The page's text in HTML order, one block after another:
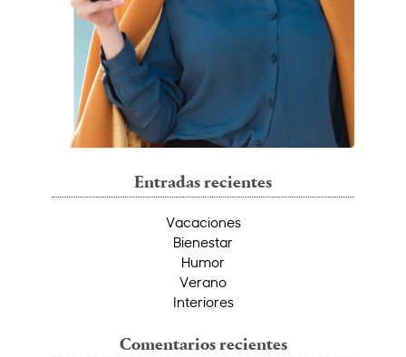
Entradas recientes
Vacaciones
Bienestar
Humor
Verano
Interiores
Comentarios recientes